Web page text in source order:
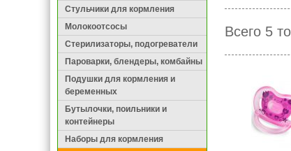
Стульчики для кормления
Молокоотсосы
Стерилизаторы, подогреватели
Пароварки, блендеры, комбайны
Подушки для кормления и
беременных
Бутылочки, поильники и
контейнеры
Наборы для кормления
Всего 5